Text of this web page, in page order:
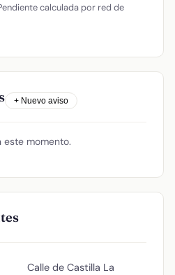
calculada por red de
+ Nuevo aviso
este momento.
Calle de Castilla La